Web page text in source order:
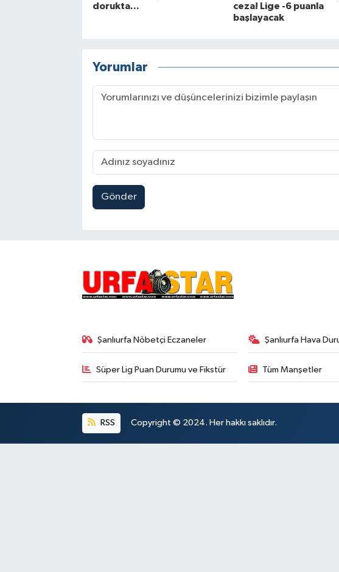
dorukta...
ceza! Lige -6 puanla
başlayacak
Yorumlar
Gönder
Şanlıurfa Nöbetçi Eczaneler Şanlıurfa Hava
Süper Lig Puan Durumu ve Fikstür Tüm Manşetler
RSS Copyright © 2024. Her hakkı saklıdır.